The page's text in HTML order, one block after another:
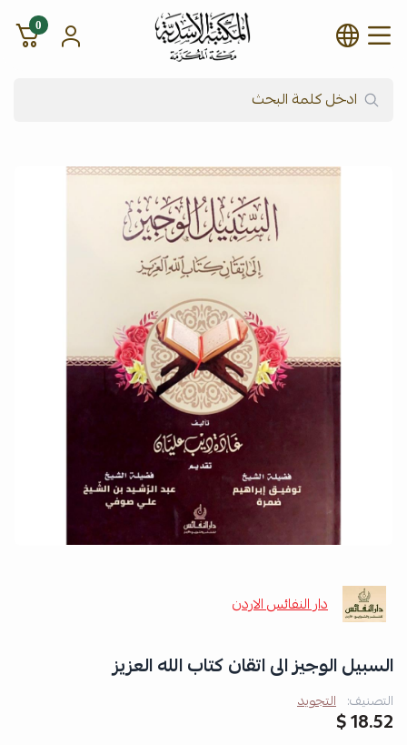
شركة المكتبة الأسدية للنشر
0
دار النفائس الاردن
السبيل الوجيز الى اتقان كتاب الله العزيز
التصنيف: التجويد
18.52 $